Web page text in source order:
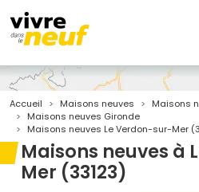
Accueil Maisons neuves
Maisons
Maisons neuves Gironde
Maisons neuves Le Verdon-sur-Mer
Maisons neuves à
Mer (33123)